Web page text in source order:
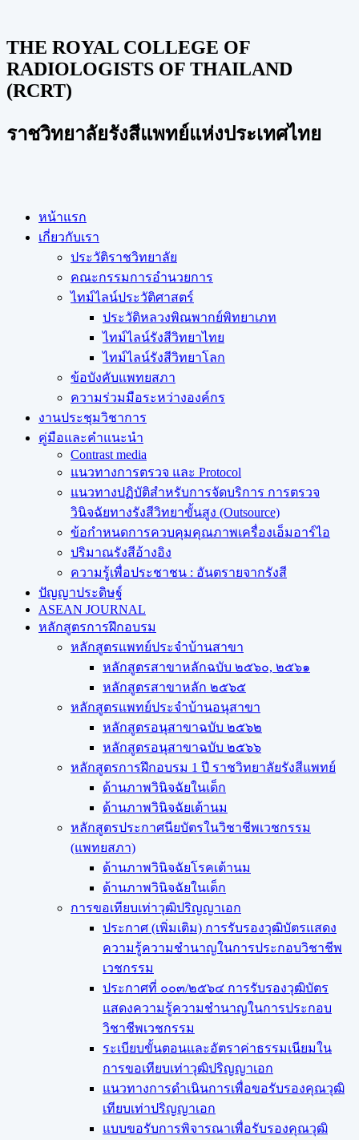
THE ROYAL COLLEGE OF
RADIOLOGISTS OF THAILAND
(RCRT)
ราชวิทยาลัยรังสีแพทย์แห่งประเทศไทย
หน้าแรก
เกี่ยวกับเรา
ประวัติราชวิทยาลัย
คณะกรรมการอำนวยการ
ไทม์ไลน์ประวัติศาสตร์
ประวัติหลวงพิณพากย์พิทยาเภท
ไทม์ไลน์รังสีวิทยาไทย
ไทม์ไลน์รังสีวิทยาโลก
ข้อบังคับแพทยสภา
ความร่วมมือระหว่างองค์กร
งานประชุมวิชาการ
คู่มือและคำแนะนำ
Contrast media
แนวทางการตรวจ และ Protocol
แนวทางปฏิบัติสำหรับการจัดบริการ การตรวจ
วินิจฉัยทางรังสีวิทยาขั้นสูง (Outsource)
ข้อกำหนดการควบคุมคุณภาพเครื่องเอ็มอาร์ไอ
ปริมาณรังสีอ้างอิง
ความรู้เพื่อประชาชน : อันตรายจากรังสี
ปัญญาประดิษฐ์
ASEAN JOURNAL
หลักสูตรการฝึกอบรม
หลักสูตรแพทย์ประจำบ้านสาขา
หลักสูตรสาขาหลักฉบับ ๒๕๖๐, ๒๕๖๑
หลักสูตรสาขาหลัก ๒๕๖๕
หลักสูตรแพทย์ประจำบ้านอนุสาขา
หลักสูตรอนุสาขาฉบับ ๒๕๖๒
หลักสูตรอนุสาขาฉบับ ๒๕๖๖
หลักสูตรการฝึกอบรม 1 ปี ราชวิทยาลัยรังสีแพทย์
ด้านภาพวินิจฉัยในเด็ก
ด้านภาพวินิจฉัยเต้านม
หลักสูตรประกาศนียบัตรในวิชาชีพเวชกรรม
(แพทยสภา)
ด้านภาพวินิจฉัยโรคเต้านม
ด้านภาพวินิจฉัยในเด็ก
การขอเทียบเท่า​วุฒิปริญญา​เอก
ประกาศ (เพิ่มเติม) การรับรองวุฒิบัตรแสดง
ความรู้ความชำนาญในการประกอบวิชาชีพ
เวชกรรม
ประกาศที่ ๐๐๓/๒๕๖๔ การรับรองวุฒิบัตร
แสดงความรู้ความชำนาญในการประกอบ
วิชาชีพเวชกรรม
ระเบียบขั้นตอนและอัตราค่าธรรมเนียมใน
การขอเทียบเท่าวุฒิปริญญาเอก
แนวทางการดำเนินการเพื่อขอรับรองคุณวุฒิ
เทียบเท่าปริญญาเอก
แบบขอรับการพิจารณาเพื่อรับรองคุณวุฒิ